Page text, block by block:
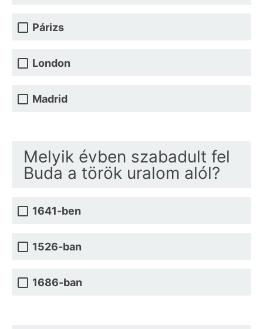
Párizs
London
Madrid
Melyik évben szabadult fel
Buda a török uralom alól?
1641-ben
1526-ban
1686-ban